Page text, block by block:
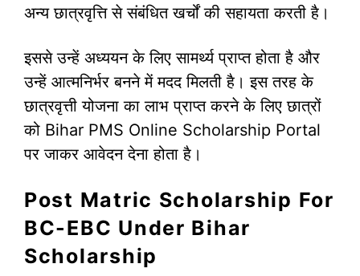
अन्य छात्रवृत्ति से संबंधित खर्चों की सहायता करती है।
इससे उन्हें अध्ययन के लिए सामर्थ्य प्राप्त होता है और
उन्हें आत्मनिर्भर बनने में मदद मिलती है। इस तरह के
छात्रवृत्ती योजना का लाभ प्राप्त करने के लिए छात्रों
को Bihar PMS Online Scholarship Portal
पर जाकर आवेदन देना होता है।
Post Matric Scholarship For
BC-EBC Under Bihar
Scholarship